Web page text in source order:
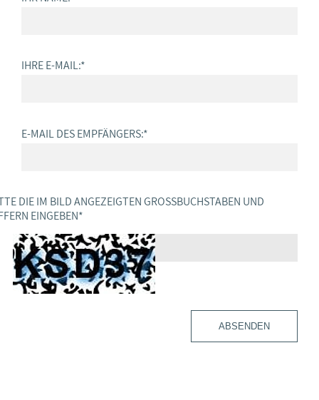
IHRE E-MAIL:*
E-MAIL DES EMPFÄNGERS:*
DIE IM BILD ANGEZEIGTEN GROSSBUCHSTABEN UND Z
EINGEBEN *
ABSENDEN